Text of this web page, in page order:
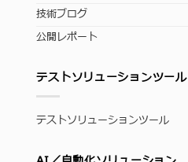
技術ブログ
公開レポート
テストソリューションツール
テストソリューションツール